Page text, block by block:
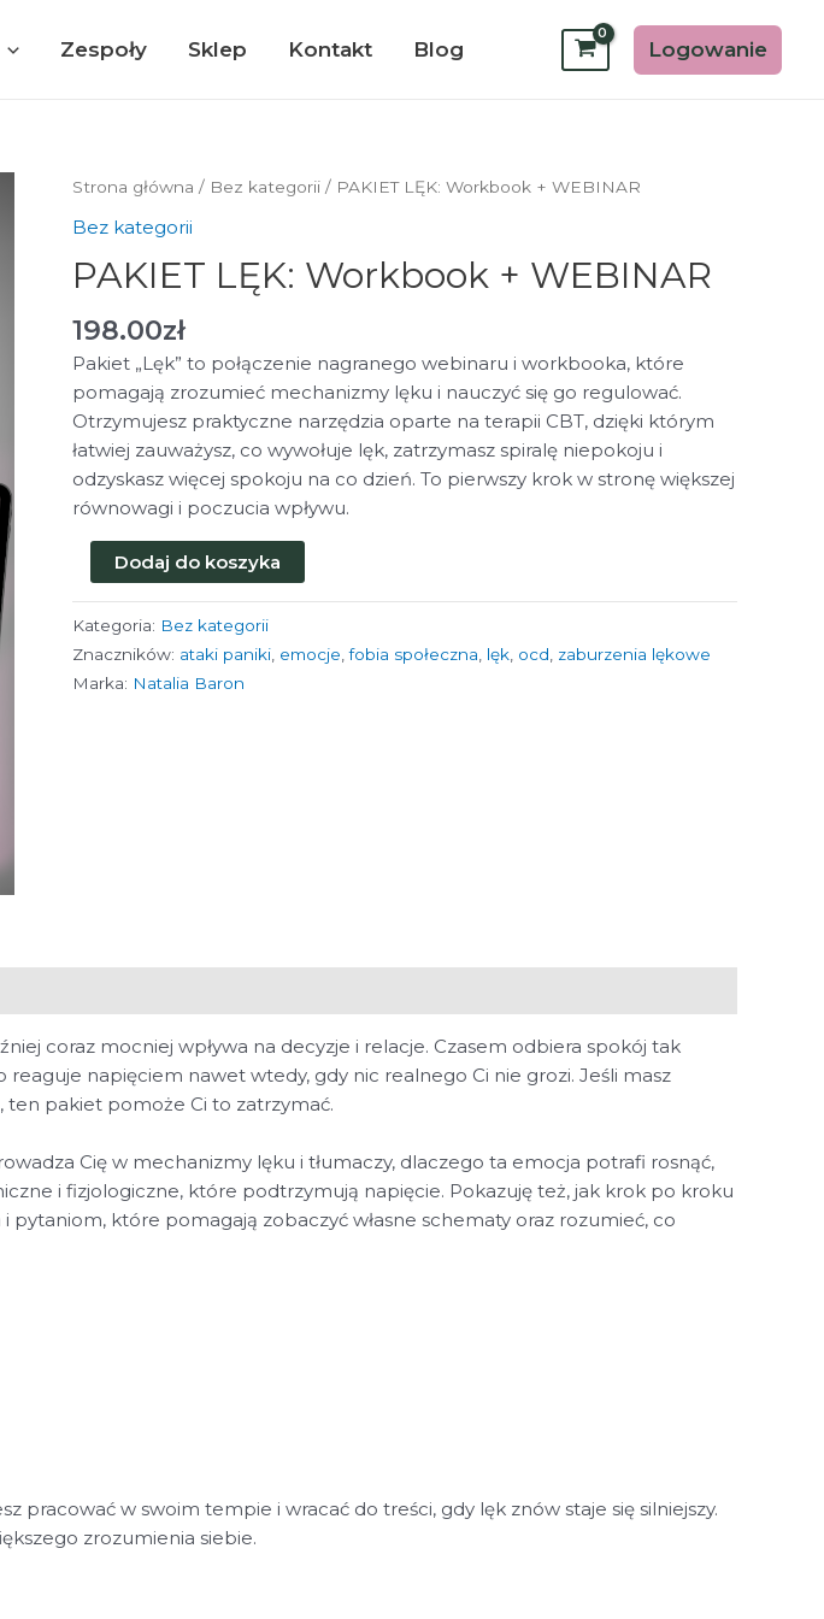
Zespoły Sklep Kontakt Blog Logowanie
Strona główna / Bez kategorii / PAKIET LĘK: Workbook + WEBINAR
Bez kategorii
PAKIET LĘK: Workbook + WEBINAR
198.00zł
Pakiet „Lęk” to połączenie nagranego webinaru i workbooka, które
pomagają zrozumieć mechanizmy lęku i nauczyć się go regulować.
Otrzymujesz praktyczne narzędzia oparte na terapii CBT, dzięki którym
łatwiej zauważysz, co wywołuje lęk, zatrzymasz spiralę niepokoju i
odzyskasz więcej spokoju na co dzień. To pierwszy krok w stronę większej
równowagi i poczucia wpływu.
PAKIET
Workbook
Dodaj do koszyka
Kategoria: Bez kategorii
Znaczników: ataki paniki emocje ,fobia społeczna lęk ocd zaburzenia lękowe
Marka: Natalia Baron
coraz mocniej wpływa na decyzje i relacje. Czasem odbiera spokój tak
reaguje napięciem nawet wtedy, gdy nic realnego Ci nie grozi. Jeśli masz
ten pakiet pomoże Ci to zatrzymać.
Cię w mechanizmy lęku i tłumaczy, dlaczego ta emocja potrafi rosnąć,
i fizjologiczne, które podtrzymują napięcie. Pokazuję też, jak krok po kroku
które pomagają zobaczyć własne schematy oraz rozumieć, co
w swoim tempie i wracać do treści, gdy lęk znów staje się silniejszy.
zrozumienia siebie.